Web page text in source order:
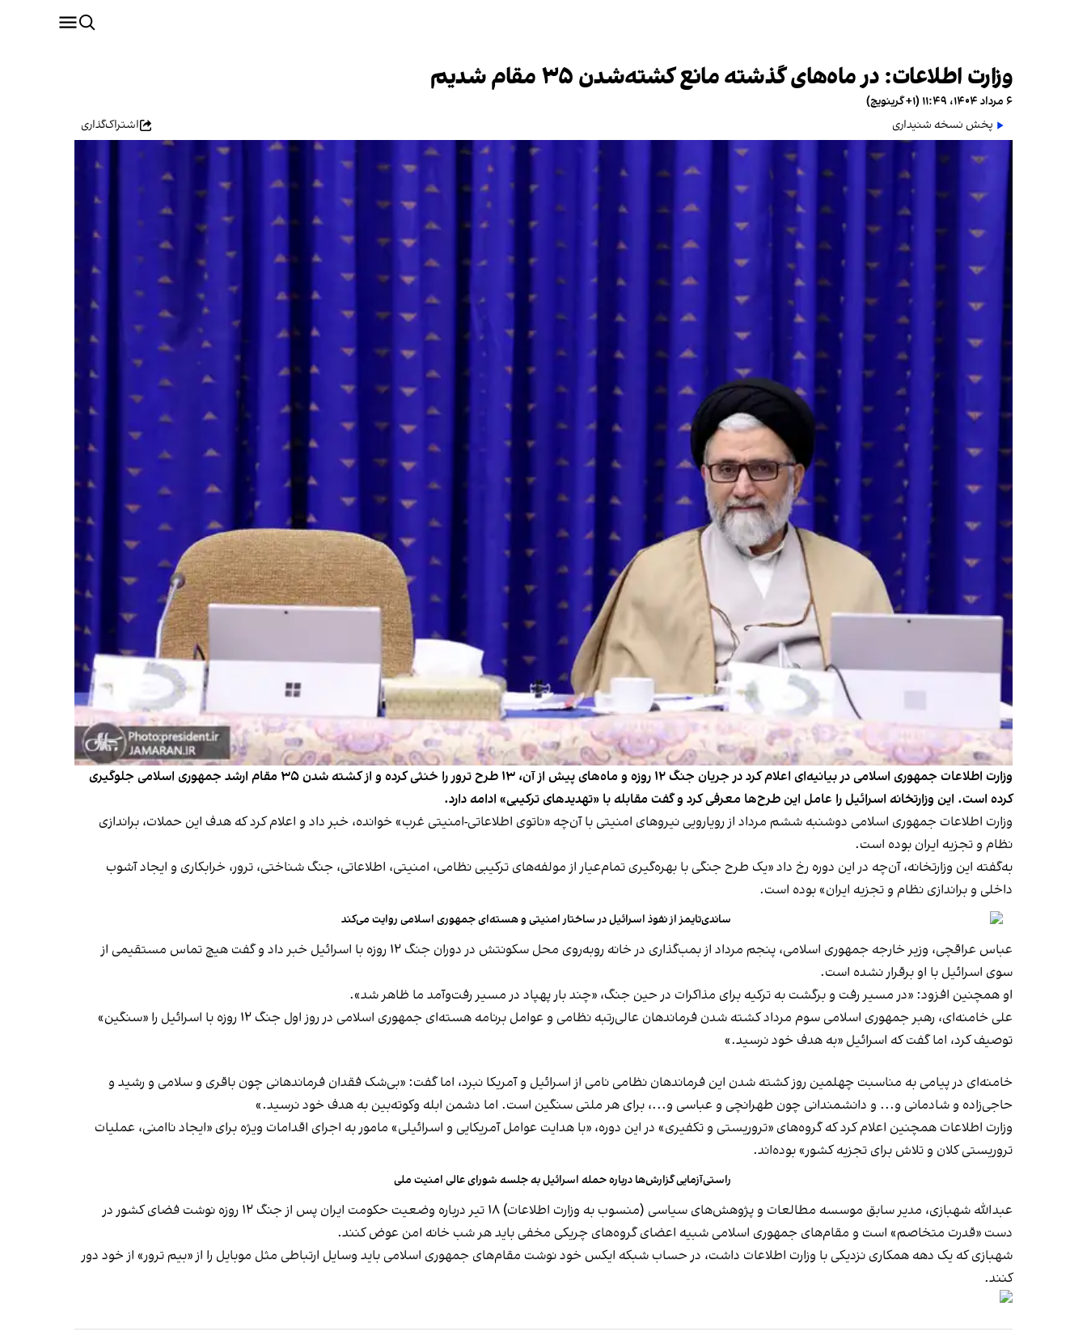
وزارت اطلاعات: در ماه‌های گذشته مانع کشته‌شدن ۳۵ مقام شدیم
۶ مرداد ۱۴۰۴، ۱۱:۴۹ (‎+۱ گرینویچ)
پخش نسخه شنیداری
اشتراک‌گذاری
وزارت اطلاعات جمهوری اسلامی در بیانیه‌ای اعلام کرد در جریان جنگ ۱۲ روزه و ماه‌های پیش از آن، ۱۳ طرح ترور را خنثی کرده و از کشته شدن ۳۵ مقام ارشد جمهوری اسلامی جلوگیری
کرده است. این وزارتخانه اسرائیل را عامل این طرح‌ها معرفی کرد و گفت مقابله با «تهدیدهای ترکیبی» ادامه دارد.
وزارت اطلاعات جمهوری اسلامی دوشنبه ششم مرداد از رویارویی نیروهای امنیتی با آن‌چه «ناتوی اطلاعاتی-امنیتی غرب» خوانده، خبر داد و اعلام کرد که هدف این حملات، براندازی
نظام و تجزیه ایران بوده است.
به‌گفته این وزارتخانه، آن‌چه در این دوره رخ داد «یک طرح جنگی با بهره‌گیری تمام‌عیار از مولفه‌های ترکیبی نظامی، امنیتی، اطلاعاتی، جنگ شناختی، ترور، خرابکاری و ایجاد آشوب
داخلی و براندازی نظام و تجزیه ایران» بوده است.
ساندی‌تایمز از نفوذ اسرائیل در ساختار امنیتی و هسته‌ای جمهوری اسلامی روایت می‌کند
عباس عراقچی، وزیر خارجه جمهوری اسلامی، پنجم مرداد از بمب‌گذاری در خانه روبه‌روی محل سکونتش در دوران جنگ ۱۲ روزه با اسرائیل خبر داد و گفت هیچ تماس مستقیمی از
سوی اسرائیل با او برقرار نشده است.
او همچنین افزود: «در مسیر رفت و برگشت به ترکیه برای مذاکرات در حین جنگ، «چند بار پهپاد در مسیر رفت‌وآمد ما ظاهر شد».
علی خامنه‌ای، رهبر جمهوری اسلامی سوم مرداد کشته شدن فرماندهان عالی‌رتبه نظامی و عوامل برنامه هسته‌ای جمهوری اسلامی در روز اول جنگ ۱۲ روزه با اسرائیل را «سنگین»
توصیف کرد، اما گفت که اسرائیل «به هدف خود نرسید.»
خامنه‌ای در پیامی به مناسبت چهلمین روز کشته شدن این فرماندهان نظامی نامی از اسرائیل و آمریکا نبرد، اما گفت: «بی‌شک فقدان فرماندهانی چون باقری و سلامی و رشید و
حاجی‌زاده و شادمانی و... و دانشمندانی چون طهرانچی و عباسی و...، برای هر ملتی سنگین است. اما دشمن ابله وکوته‌بین به هدف خود نرسید.»
وزارت اطلاعات همچنین اعلام کرد که گروه‌های «تروریستی و تکفیری» در این دوره، «با هدایت عوامل آمریکایی و اسرائیلی» مامور به اجرای اقدامات ویژه برای «ایجاد ناامنی، عملیات
تروریستی کلان و تلاش برای تجزیه کشور» بوده‌اند.
راستی‌آزمایی گزارش‌ها درباره حمله اسرائیل به جلسه شورای عالی امنیت ملی
عبدالله شهبازی، مدیر سابق موسسه مطالعات و پژوهش‌های سیاسی (منسوب به وزارت اطلاعات) ۱۸ تیر درباره وضعیت حکومت ایران پس از جنگ ۱۲ روزه نوشت فضای کشور در
دست «قدرت متخاصم» است و مقام‌های جمهوری اسلامی شبیه اعضای گروه‌های چریکی مخفی باید هر شب خانه امن عوض کنند.
شهبازی که یک دهه همکاری نزدیکی با وزارت اطلاعات داشت،‌ در حساب شبکه ایکس خود نوشت مقام‌های جمهوری اسلامی باید وسایل ارتباطی مثل موبایل را از «بیم ترور» از خود دور
کنند.